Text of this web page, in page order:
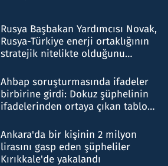
Rusya Başbakan Yardımcısı Novak,
Rusya-Türkiye enerji ortaklığının
stratejik nitelikte olduğunu
Ahbap soruşturmasında ifadeler
birbirine girdi: Dokuz şüphelinin
ifadelerinden ortaya çıkan tablo
Ankara'da bir kişinin 2 milyon
lirasını gasp eden şüpheliler
Kırıkkale'de yakalandı